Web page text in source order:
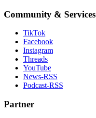
Community & Services
TikTok
Facebook
Instagram
Threads
YouTube
News-RSS
Podcast-RSS
Partner